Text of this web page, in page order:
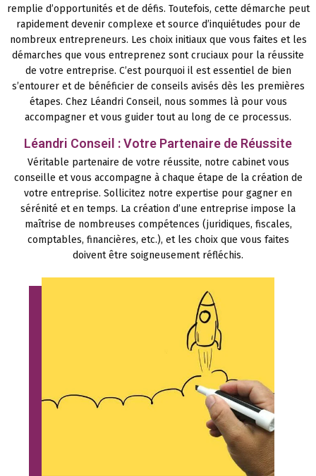
remplie d’opportunités et de défis. Toutefois, cette démarche peut
rapidement devenir complexe et source d’inquiétudes pour de
nombreux entrepreneurs. Les choix initiaux que vous faites et les
démarches que vous entreprenez sont cruciaux pour la réussite
de votre entreprise. C’est pourquoi il est essentiel de bien
s’entourer et de bénéficier de conseils avisés dès les premières
étapes. Chez Léandri Conseil, nous sommes là pour vous
accompagner et vous guider tout au long de ce processus.
Léandri Conseil : Votre Partenaire de Réussite
Véritable partenaire de votre réussite, notre cabinet vous
conseille et vous accompagne à chaque étape de la création de
votre entreprise. Sollicitez notre expertise pour gagner en
sérénité et en temps. La création d’une entreprise impose la
maîtrise de nombreuses compétences (juridiques, fiscales,
comptables, financières, etc.), et les choix que vous faites
doivent être soigneusement réfléchis.